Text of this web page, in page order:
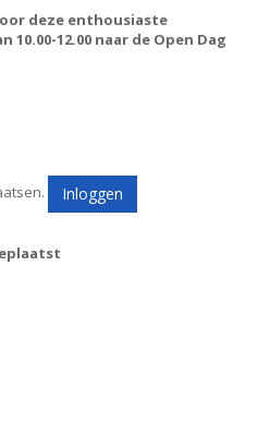
deze enthousiaste
12.00 naar de Open Dag
Inloggen